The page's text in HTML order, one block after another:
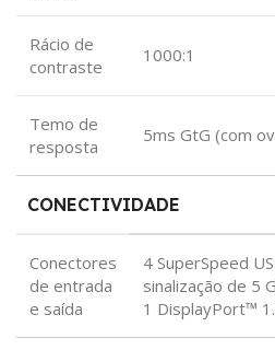
Rácio de
contraste
1000:1
Temo de
resposta
5ms GtG (com
CONECTIVIDADE
Conectores
de entrada
e saída
4 SuperSpeed
sinalização de 5
1 DisplayPort™